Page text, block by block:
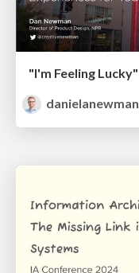
danielanewman